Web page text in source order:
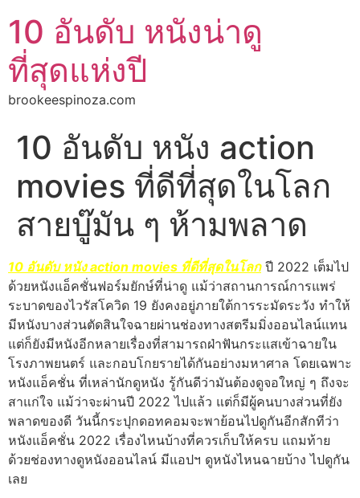
10 อันดับ หนังน่าดู
ที่สุดแห่งปี
brookeespinoza.com
10 อันดับ หนัง action
movies ที่ดีที่สุดในโลก
สายบู๊มัน ๆ ห้ามพลาด
10 อันดับ หนัง action movies ที่ดีที่สุดในโลกปี 2022 เต็มไป
ด้วยหนังแอ็คชั่นฟอร์มยักษ์ที่น่าดู แม้ว่าสถานการณ์การแพร่
ระบาดของไวรัสโควิด 19 ยังคงอยู่ภายใต้การระมัดระวัง ทำให้
มีหนังบางส่วนตัดสินใจฉายผ่านช่องทางสตรีมมิ่งออนไลน์แทน
แต่ก็ยังมีหนังอีกหลายเรื่องที่สามารถฝ่าฟันกระแสเข้าฉายใน
โรงภาพยนตร์ และกอบโกยรายได้กันอย่างมหาศาล โดยเฉพาะ
หนังแอ็คชั่น ที่เหล่านักดูหนัง รู้กันดีว่ามันต้องดูจอใหญ่ ๆ ถึงจะ
สาแก่ใจ แม้ว่าจะผ่านปี 2022 ไปแล้ว แต่ก็มีผู้คนบางส่วนที่ยัง
พลาดของดี วันนี้กระปุกดอทคอมจะพาย้อนไปดูกันอีกสักทีว่า
หนังแอ็คชั่น 2022 เรื่องไหนบ้างที่ควรเก็บให้ครบ แถมท้าย
ด้วยช่องทางดูหนังออนไลน์ มีแอปฯ ดูหนังไหนฉายบ้าง ไปดูกัน
เลย